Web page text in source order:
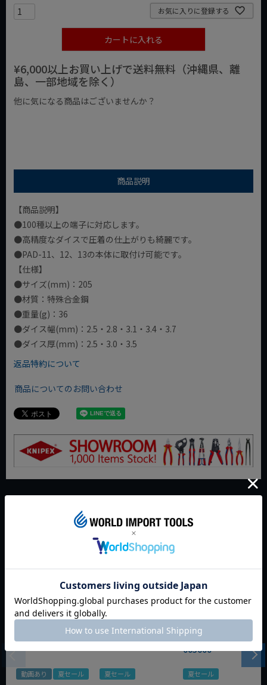
お気に入りに登録する
カートに入れる
¥6,000以上お買い上げで送料無料（沖縄県、離
島、一部地域を除く）
他に気になる商品はございませんか？
商品説明
【商品説明】
●100種以上の端子に対応します。
●高精度なダイスで圧着の仕上がりも綺麗です。
●PAD-11、12、13の本体に取付け可能です。
【仕様】
●サイズ(mm)：205
●材質：特殊合金鋼
●重量(g)：36
●ダイス幅(mm)：2.5・2.8・3.1・3.4・3.7
●ダイス厚(mm)：2.5・3.0・3.5
返品特約について
商品についてのお問い合わせ
今週のおすすめアイテム
WIT 1/4dr 20pcスタ
ビーソケット&ビッ
トセット WIT-10002
動画あり 夏セール
WIT/STAHLWILLE
12-イグニッション
スパナ 5本セット
夏セール
WERA ZYKLOP 1/4"
コンフォートラチェ
ット(レバー式)
005600
夏セール